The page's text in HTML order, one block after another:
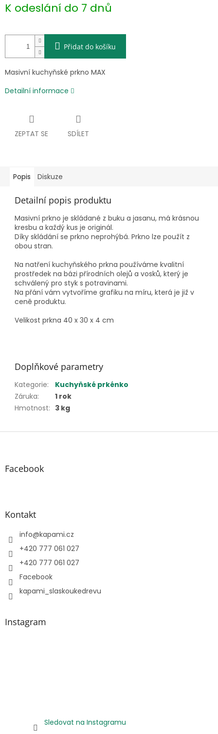
cena:
K odeslání do 7 dnů
Přidat do košíku
Masivní kuchyňské prkno MAX
Detailní informace
ZEPTAT SE SDÍLET
Popis Diskuze
Detailní popis produktu
Masivní prkno je skládané z buku a jasanu, má krásnou
kresbu a každý kus je originál.
Díky skládání se prkno neprohýbá. Prkno lze použít z
obou stran.
Na natření kuchyňského prkna používáme kvalitní
prostředek na bázi přírodních olejů a vosků, který je
schválený pro styk s potravinami.
Na přání vám vytvoříme grafiku na míru, která je již v
ceně produktu.
Velikost prkna 40 x 30 x 4 cm
Doplňkové parametry
Kategorie:
Kuchyňské prkénko
Záruka:
1 rok
Hmotnost: 3 kg
Z
Facebook
Kontakt
info@kapami.cz
+420 777 061 027
+420 777 061 027
Facebook
kapami_slaskoukedrevu
Instagram
Sledovat na Instagramu